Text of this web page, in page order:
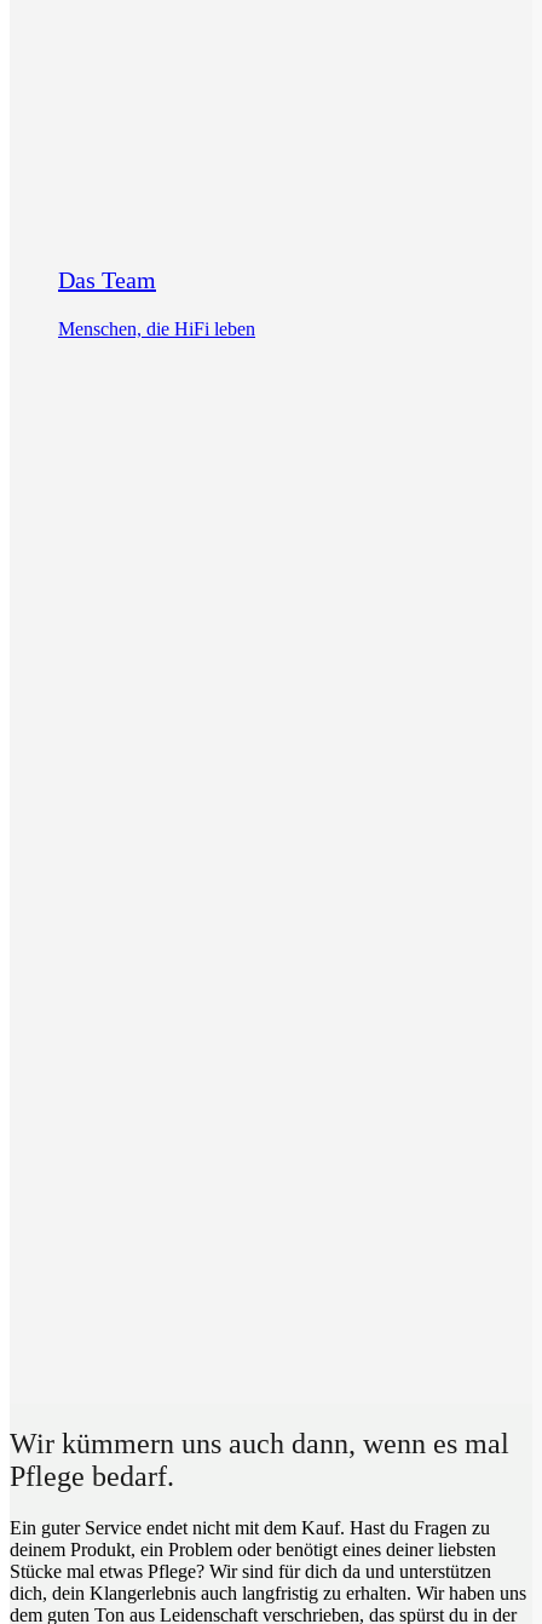
Das Team
Menschen, die HiFi leben
Wir kümmern uns auch dann, wenn es mal
Pflege bedarf.
Ein guter Service endet nicht mit dem Kauf. Hast du Fragen zu
deinem Produkt, ein Problem oder benötigt eines deiner liebsten
Stücke mal etwas Pflege? Wir sind für dich da und unterstützen
dich, dein Klangerlebnis auch langfristig zu erhalten. Wir haben uns
dem guten Ton aus Leidenschaft verschrieben, das spürst du in der